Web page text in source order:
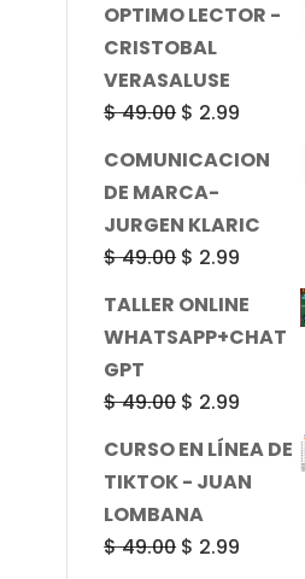
$ 49.00.
OPTIMO LECTOR -
CRISTOBAL
VERASALUSE
$49.00 El
$ 49.00.
$ 2.99
COMUNICACION
DE MARCA-
JURGEN KLARIC
$49.00 El
$ 49.00.
$ 2.99
precio
actual
TALLER ONLINE
WHATSAPP+CHAT
GPT
$49.00 El
precio
$ 49.00.
$ 2.99
actual
CURSO EN LÍNEA DE
TIKTOK - JUAN
LOMBANA
$49.00 El
$ 2.99